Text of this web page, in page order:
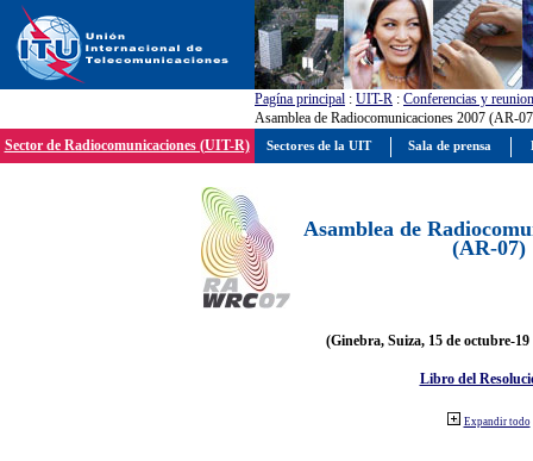
Pagína principal : UIT-R : Conferencias y
Asamblea de Radiocomunicaciones 2007 (AR-
Sector de Radiocomunicaciones (UIT-R)
Asamblea de
(AR-07)
(Ginebra, Suiza, 15 de octubre-19
Libro del
Expandir todo
Sectores de la UIT Sala de prensa